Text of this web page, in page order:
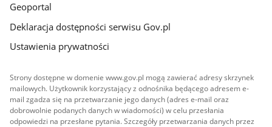
Geoportal
Deklaracja dostępności serwisu Gov.pl
Ustawienia prywatności
Strony dostępne w domenie www.gov.pl mogą zawierać adresy skrzynek
mailowych. Użytkownik korzystający z odnośnika będącego adresem e-
mail zgadza się na przetwarzanie jego danych (adres e-mail oraz
dobrowolnie podanych danych w wiadomości) w celu przesłania
odpowiedzi na przesłane pytania. Szczegóły przetwarzania danych przez